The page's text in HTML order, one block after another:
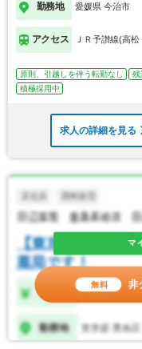
勤務地 愛媛県 今治市
アクセス ＪＲ予讃線(高
原則、引越しを伴う転勤なし 残
積極採用中
求人の詳細を見る